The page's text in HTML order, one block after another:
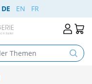
DE EN FR